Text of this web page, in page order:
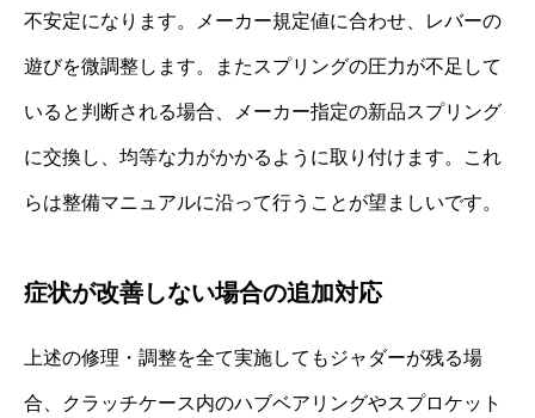
不安定になります。メーカー規定値に合わせ、レバーの
遊びを微調整します。またスプリングの圧力が不足して
いると判断される場合、メーカー指定の新品スプリング
に交換し、均等な力がかかるように取り付けます。これ
らは整備マニュアルに沿って行うことが望ましいです。
症状が改善しない場合の追加対応
上述の修理・調整を全て実施してもジャダーが残る場
合、クラッチケース内のハブベアリングやスプロケット